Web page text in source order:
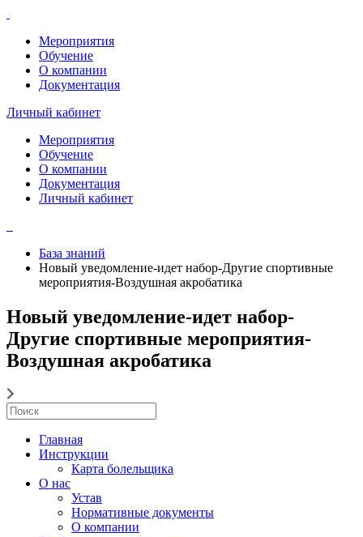
Мероприятия
Обучение
О компании
Документация
Личный кабинет
Мероприятия
Обучение
О компании
Документация
Личный кабинет
База знаний
Новый уведомление-идет набор-Другие спортивные
мероприятия-Воздушная акробатика
Новый уведомление-идет набор-
Другие спортивные мероприятия-
Воздушная акробатика
Главная
Инструкции
Карта болельщика
О нас
Устав
Нормативные документы
О компании